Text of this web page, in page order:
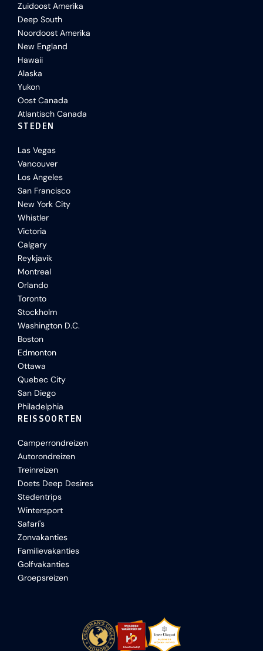
Zuidoost Amerika
Deep South
Noordoost Amerika
New England
Hawaii
Alaska
Yukon
Oost Canada
Atlantisch Canada
STEDEN
Las Vegas
Vancouver
Los Angeles
San Francisco
New York City
Whistler
Victoria
Calgary
Reykjavik
Montreal
Orlando
Toronto
Stockholm
Washington D.C.
Boston
Edmonton
Ottawa
Quebec City
San Diego
Philadelphia
REISSOORTEN
Camperrondreizen
Autorondreizen
Treinreizen
Doets Deep Desires
Stedentrips
Wintersport
Safari's
Zonvakanties
Familievakanties
Golfvakanties
Groepsreizen